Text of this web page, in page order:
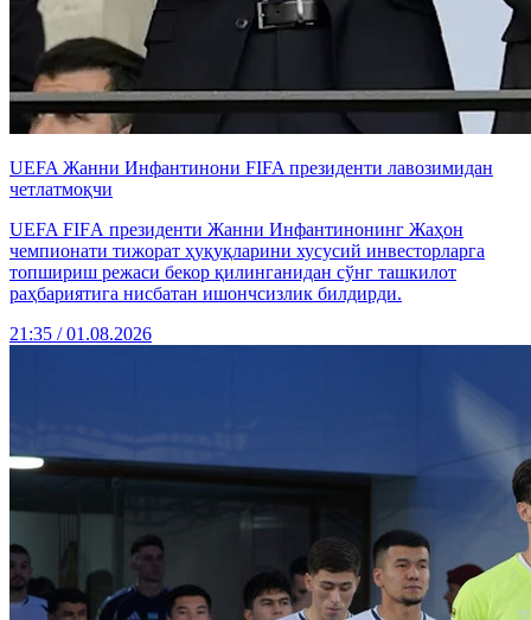
UEFA Жанни Инфантинони FIFA президенти лавозимидан
четлатмоқчи
UEFA FIFА президенти Жанни Инфантинонинг Жаҳон
чемпионати тижорат ҳуқуқларини хусусий инвесторларга
топшириш режаси бекор қилинганидан сўнг ташкилот
раҳбариятига нисбатан ишончсизлик билдирди.
21:35 / 01.08.2026